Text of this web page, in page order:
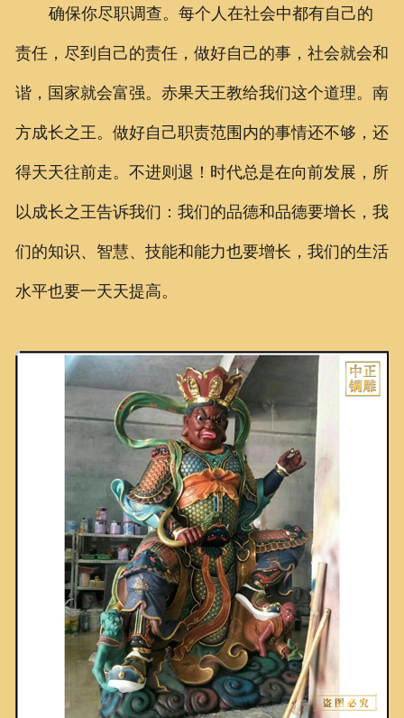
确保你尽职调查。每个人在社会中都有自己的
责任，尽到自己的责任，做好自己的事，社会就会和
谐，国家就会富强。赤果天王教给我们这个道理。南
方成长之王。做好自己职责范围内的事情还不够，还
得天天往前走。不进则退！时代总是在向前发展，所
以成长之王告诉我们：我们的品德和品德要增长，我
们的知识、智慧、技能和能力也要增长，我们的生活
水平也要一天天提高。